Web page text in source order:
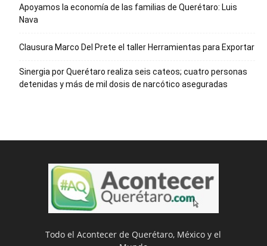
Apoyamos la economía de las familias de Querétaro: Luis
Nava
Clausura Marco Del Prete el taller Herramientas para Exportar
Sinergia por Querétaro realiza seis cateos; cuatro personas
detenidas y más de mil dosis de narcótico aseguradas
Todo el Acontecer de Querétaro, México y el